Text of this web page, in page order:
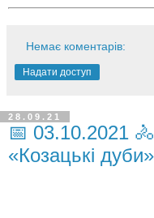
Немає коментарів:
Надати доступ
28.09.21
📅 03.10.2021
«Козацькі